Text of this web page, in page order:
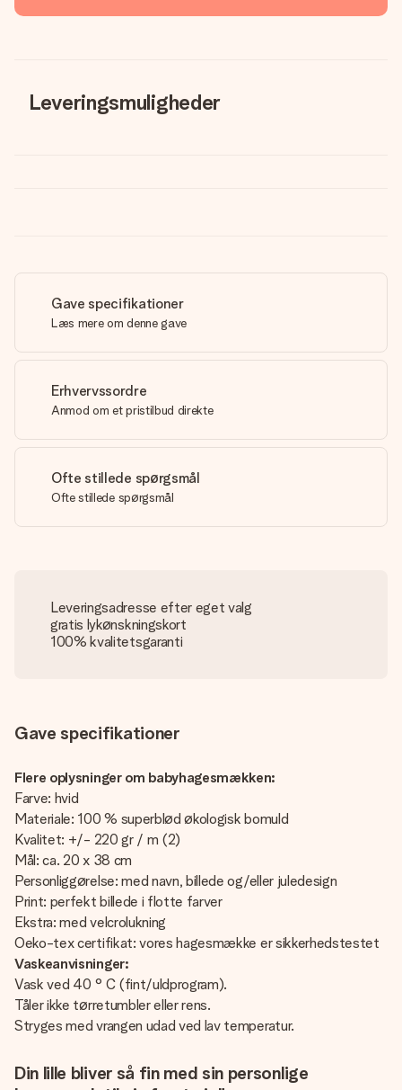
Leveringsmuligheder
Gave specifikationer
Læs mere om denne gave
Erhvervssordre
Anmod om et pristilbud direkte
Ofte stillede spørgsmål
Ofte stillede spørgsmål
Leveringsadresse efter eget valg
gratis lykønskningskort
100% kvalitetsgaranti
Gave specifikationer
Flere oplysninger om babyhagesmækken:
Farve: hvid
Materiale: 100 % superblød økologisk bomuld
Kvalitet: +/- 220 gr / m (2)
Mål: ca. 20 x 38 cm
Personliggørelse: med navn, billede og/eller juledesign
Print: perfekt billede i flotte farver
Ekstra: med velcrolukning
Oeko-tex certifikat: vores hagesmække er sikkerhedstestet
Vaskeanvisninger:
Vask ved 40 ° C (fint/uldprogram).
Tåler ikke tørretumbler eller rens.
Stryges med vrangen udad ved lav temperatur.
Din lille bliver så fin med sin personlige